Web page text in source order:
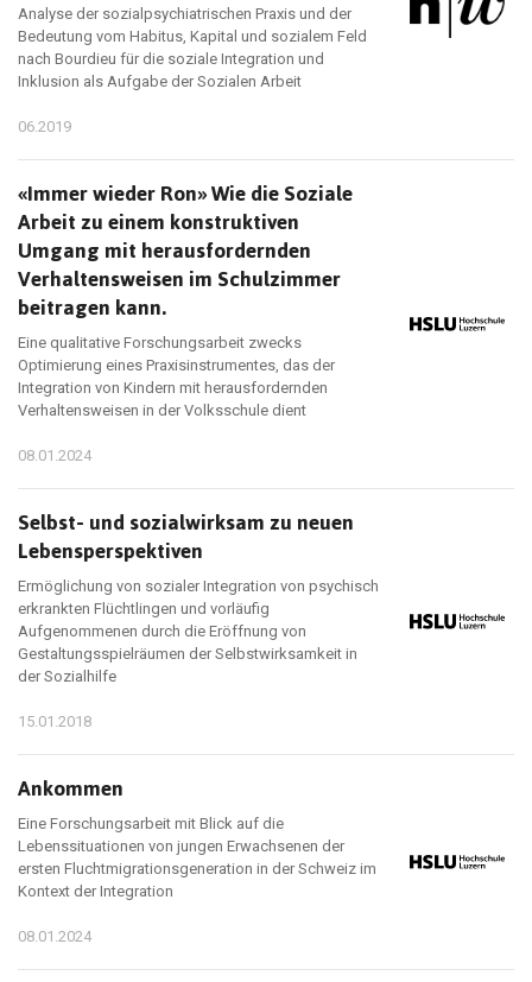
Analyse der sozialpsychiatrischen Praxis und der
Bedeutung vom Habitus, Kapital und sozialem Feld
nach Bourdieu für die soziale Integration und
Inklusion als Aufgabe der Sozialen Arbeit
06.2019
«Immer wieder Ron» Wie die Soziale
Arbeit zu einem konstruktiven
Umgang mit herausfordernden
Verhaltensweisen im Schulzimmer
beitragen kann.
Eine qualitative Forschungsarbeit zwecks
Optimierung eines Praxisinstrumentes, das der
Integration von Kindern mit herausfordernden
Verhaltensweisen in der Volksschule dient
08.01.2024
Selbst- und sozialwirksam zu neuen
Lebensperspektiven
Ermöglichung von sozialer Integration von psychisch
erkrankten Flüchtlingen und vorläufig
Aufgenommenen durch die Eröffnung von
Gestaltungsspielräumen der Selbstwirksamkeit in
der Sozialhilfe
15.01.2018
Ankommen
Eine Forschungsarbeit mit Blick auf die
Lebenssituationen von jungen Erwachsenen der
ersten Fluchtmigrationsgeneration in der Schweiz im
Kontext der Integration
08.01.2024